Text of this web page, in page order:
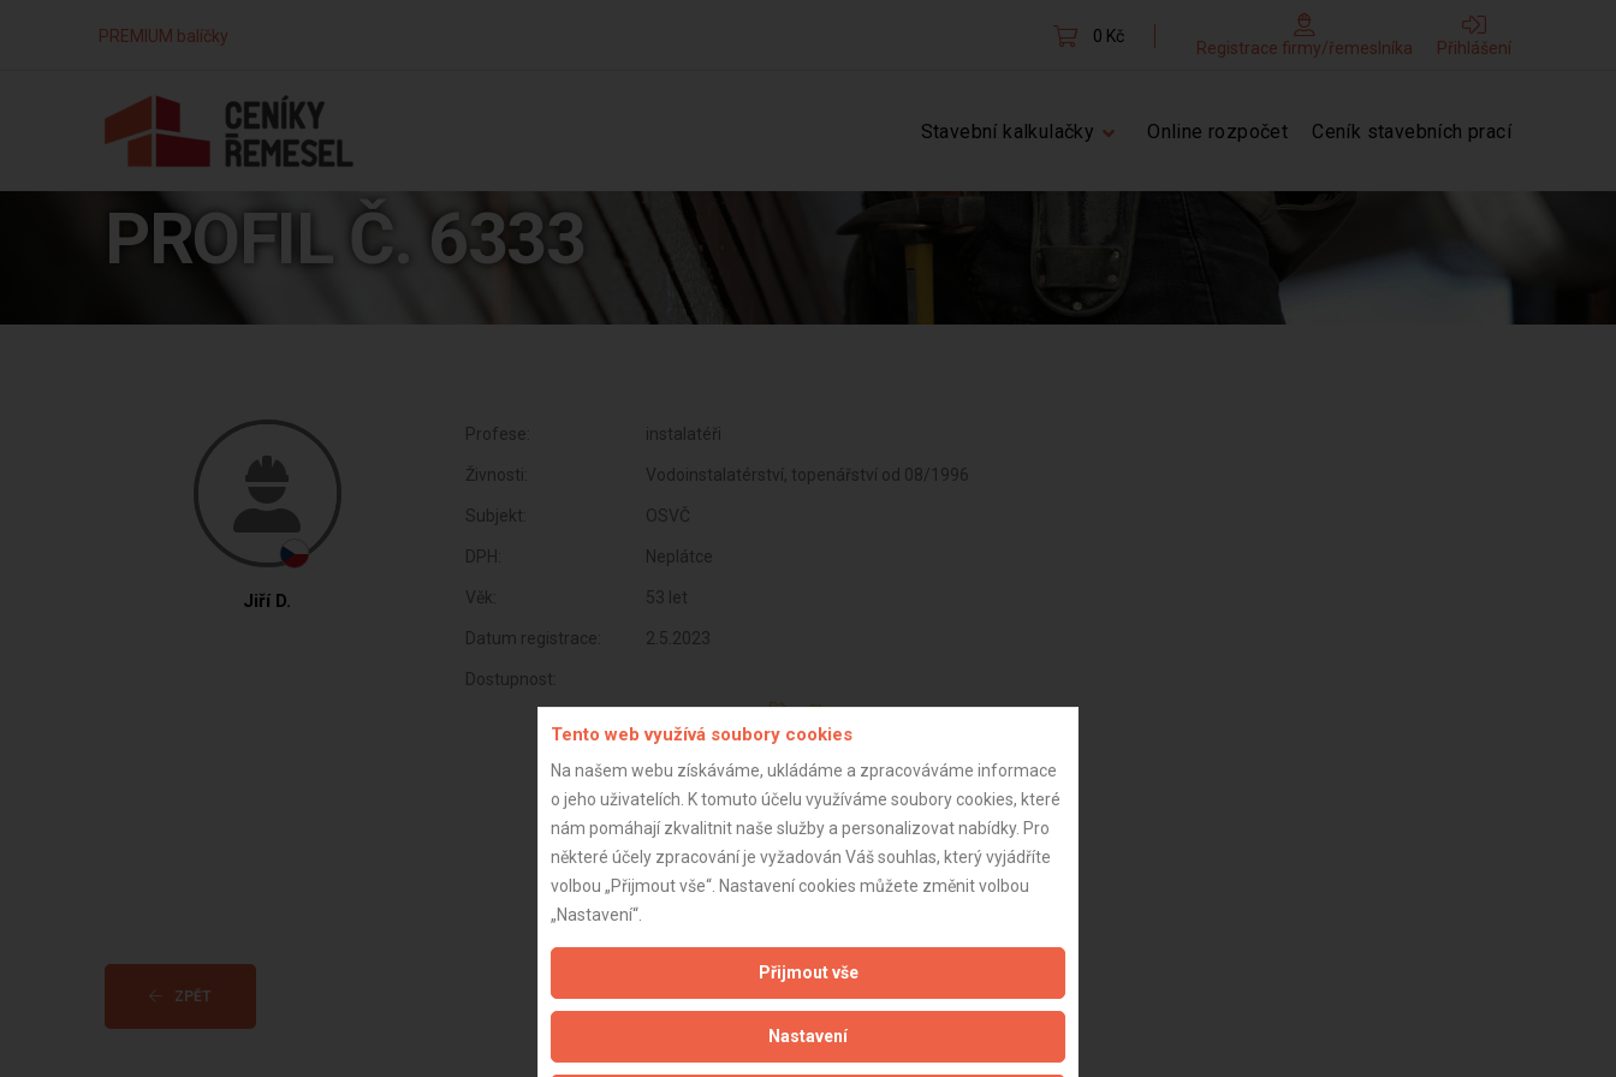
PREMIUM balíčky 0 Kč
Registrace firmy/řemeslníka Přihlášení
Stavební kalkulačky Online rozpočet Ceník stavebních prací
PROFIL Č. 6333
Jiří D.
Profese: instalatéři
Živnosti: Vodoinstalatérství, topenářství od 08/1996
Subjekt: OSVČ
DPH: Neplátce
Věk: 53 let
Datum registrace: 2.5.2023
Dostupnost:
ZPĚT Aktualizováno z portálu ARES dne 28.12.2023 23:00:12
Tento web využívá soubory cookies
Na našem webu získáváme, ukládáme a zpracováváme informace
o jeho uživatelích. K tomuto účelu využíváme soubory cookies, které
nám pomáhají zkvalitnit naše služby a personalizovat nabídky. Pro
některé účely zpracování je vyžadován Váš souhlas, který vyjádříte
volbou „Přijmout vše“. Nastavení cookies můžete změnit volbou
„Nastavení“.
Přijmout vše
Nastavení